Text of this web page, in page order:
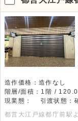
造作価格：造作なし
階層/面積：1階 /
現業態：
引渡状態：
都営大江戸線都庁前駅